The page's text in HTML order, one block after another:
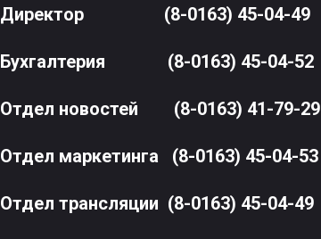
Директор (8-0163) 45-04-49
Бухгалтерия (8-0163) 45-04-52
Отдел новостей (8-0163) 41-79-29
Отдел маркетинга (8-0163) 45-04-53
Отдел трансляции (8-0163) 45-04-49